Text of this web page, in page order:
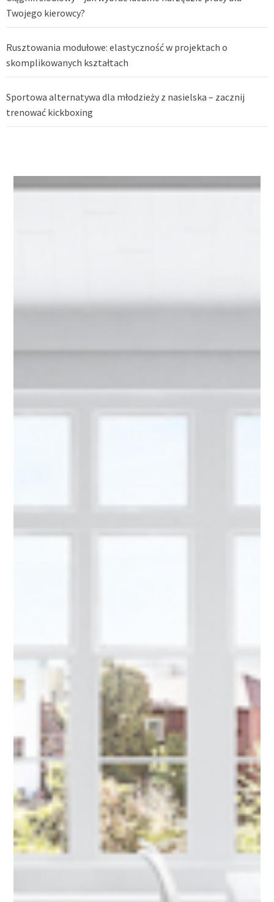
Twojego kierowcy?
Rusztowania modułowe: elastyczność w projektach o
skomplikowanych kształtach
Sportowa alternatywa dla młodzieży z nasielska – zacznij
trenować kickboxing